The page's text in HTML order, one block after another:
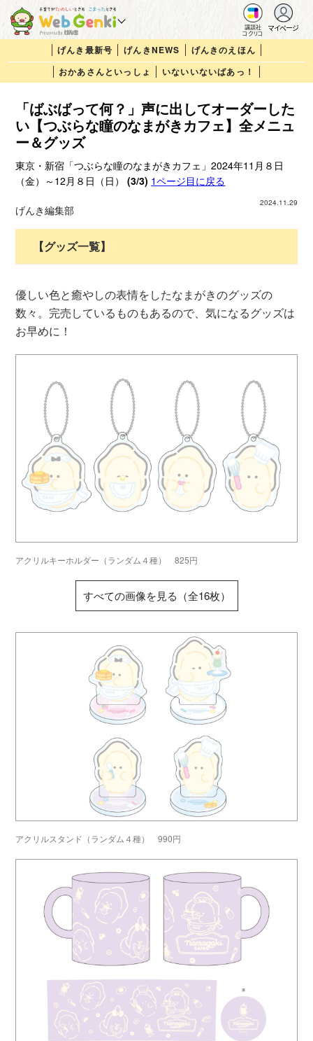
講談社
コクリコ
マイページ
げんき最新号 げんきNEWS
げんきのえほん
おかあさんといっしょ
いないいないばあっ！
「ばぶばって何？」声に出してオーダーした
い【つぶらな瞳のなまがきカフェ】全メニュ
ー＆グッズ
東京・新宿「つぶらな瞳のなまがきカフェ」2024年11月８日
（金）～12月８日（日）(3/3) 1ページ目に戻る
2024.11.29
げんき編集部
【グッズ一覧】
優しい色と癒やしの表情をしたなまがきのグッズの
数々。完売しているものもあるので、気になるグッズは
お早めに！
アクリルキーホルダー（ランダム４種） 825円
すべての画像を見る（全16枚）
アクリルスタンド（ランダム４種） 990円